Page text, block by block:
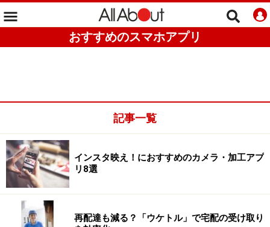
おすすめのスマホアプリ
記事一覧
インスタ映え！におすすめのカメラ・加工アプ
リ8選
再配達も減る？「ウケトル」で宅配の受け取り